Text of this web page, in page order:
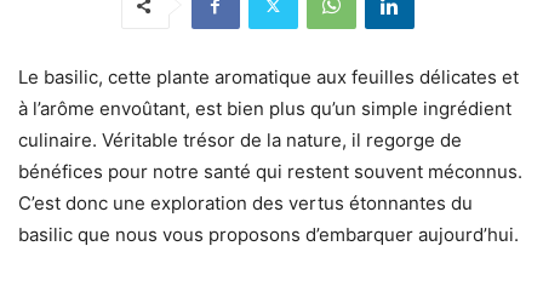
Le basilic, cette plante aromatique aux feuilles délicates et
à l’arôme envoûtant, est bien plus qu’un simple ingrédient
culinaire. Véritable trésor de la nature, il regorge de
bénéfices pour notre santé qui restent souvent méconnus.
C’est donc une exploration des vertus étonnantes du
basilic que nous vous proposons d’embarquer aujourd’hui.